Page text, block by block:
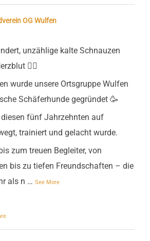
OG Wulfen
unzählige kalte Schnauzen
❤️‍🔥
wurde unsere Ortsgruppe Wulfen
Schäferhunde gegründet 🥳
fünf Jahrzehnten auf
trainiert und gelacht wurde.
zum treuen Begleiter, von
bis zu tiefen Freundschaften – die
als n … See More